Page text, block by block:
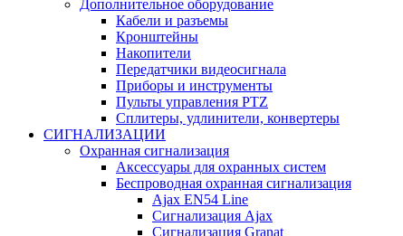
Дополнительное оборудование
Кабели и разъемы
Кронштейны
Накопители
Передатчики видеосигнала
Приборы и инструменты
Пульты управления PTZ
Сплитеры, удлинители, конвертеры
СИГНАЛИЗАЦИИ
Охранная сигнализация
Аксессуары для охранных систем
Беспроводная охранная сигнализация
Ajax EN54 Line
Сигнализация Ajax
Сигнализация Granat